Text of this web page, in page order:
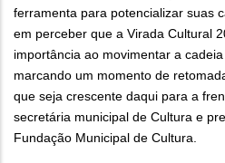
ferramenta para potencializar suas
em perceber que a Virada Cultural
importância ao movimentar a
marcando um momento de
que seja crescente daqui para a
secretária municipal de Cultura e
Fundação Municipal de Cultura.